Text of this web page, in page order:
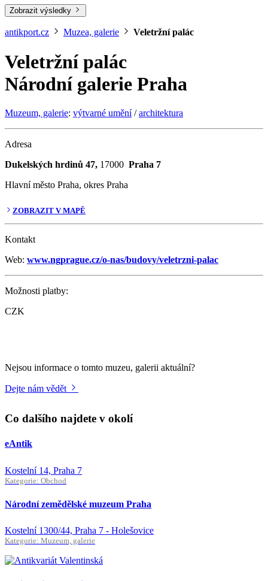
Zobrazit výsledky
antikport.cz Muzea, galerie Veletržní palác
Veletržní palác
Národní galerie Praha
Muzeum, galerie: výtvarné umění/architektura
Adresa
Dukelských hrdinů 47, 17000 Praha 7
Hlavní město Praha, okres Praha
ZOBRAZIT V MAPĚ
Kontakt
Web: www.ngprague.cz/o-nas/budovy/veletrzni-palac
Možnosti platby:
CZK
Nejsou informace o tomto muzeu, galerii aktuální?
Dejte nám vědět
Co dalšího najdete v okolí
eAntik
Kostelní 14, Praha 7
Kategorie: Obchod
Národní zemědělské muzeum Praha
Kostelní 1300/44, Praha 7 - Holešovice
Kategorie: Muzeum, galerie